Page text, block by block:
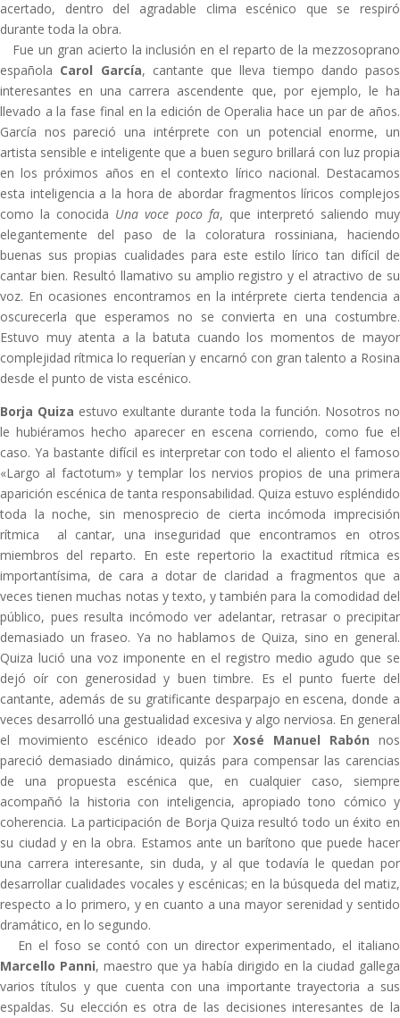
acertado, dentro del agradable clima escénico que se respiró
durante toda la obra.
Fue un gran acierto la inclusión en el reparto de la mezzosoprano
española Carol García, cantante que lleva tiempo dando pasos
interesantes en una carrera ascendente que, por ejemplo, le ha
llevado a la fase final en la edición de Operalia hace un par de años.
García nos pareció una intérprete con un potencial enorme, un
artista sensible e inteligente que a buen seguro brillará con luz propia
en los próximos años en el contexto lírico nacional. Destacamos
esta inteligencia a la hora de abordar fragmentos líricos complejos
como la conocida Una voce poco fa, que interpretó saliendo muy
elegantemente del paso de la coloratura rossiniana, haciendo
buenas sus propias cualidades para este estilo lírico tan difícil de
cantar bien. Resultó llamativo su amplio registro y el atractivo de su
voz. En ocasiones encontramos en la intérprete cierta tendencia a
oscurecerla que esperamos no se convierta en una costumbre.
Estuvo muy atenta a la batuta cuando los momentos de mayor
complejidad rítmica lo requerían y encarnó con gran talento a Rosina
desde el punto de vista escénico.
Borja Quiza estuvo exultante durante toda la función. Nosotros no
le hubiéramos hecho aparecer en escena corriendo, como fue el
caso. Ya bastante difícil es interpretar con todo el aliento el famoso
«Largo al factotum» y templar los nervios propios de una primera
aparición escénica de tanta responsabilidad. Quiza estuvo espléndido
toda la noche, sin menosprecio de cierta incómoda imprecisión
rítmica al cantar, una inseguridad que encontramos en otros
miembros del reparto. En este repertorio la exactitud rítmica es
importantísima, de cara a dotar de claridad a fragmentos que a
veces tienen muchas notas y texto, y también para la comodidad del
público, pues resulta incómodo ver adelantar, retrasar o precipitar
demasiado un fraseo. Ya no hablamos de Quiza, sino en general.
Quiza lució una voz imponente en el registro medio agudo que se
dejó oír con generosidad y buen timbre. Es el punto fuerte del
cantante, además de su gratificante desparpajo en escena, donde a
veces desarrolló una gestualidad excesiva y algo nerviosa. En general
el movimiento escénico ideado porXosé Manuel Rabón nos
pareció demasiado dinámico, quizás para compensar las carencias
de una propuesta escénica que, en cualquier caso, siempre
acompañó la historia con inteligencia, apropiado tono cómico y
coherencia. La participación de Borja Quiza resultó todo un éxito en
su ciudad y en la obra. Estamos ante un barítono que puede hacer
una carrera interesante, sin duda, y al que todavía le quedan por
desarrollar cualidades vocales y escénicas; en la búsqueda del matiz,
respecto a lo primero, y en cuanto a una mayor serenidad y sentido
dramático, en lo segundo.
En el foso se contó con un director experimentado, el italiano
Marcello Panni, maestro que ya había dirigido en la ciudad gallega
varios títulos y que cuenta con una importante trayectoria a sus
espaldas. Su elección es otra de las decisiones interesantes de la